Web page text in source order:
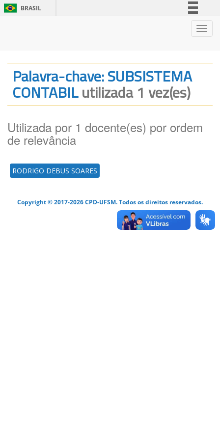
BRASIL
Legislação
Canais
Palavra-chave: SUBSISTEMA
CONTABILutilizada 1 vez(es)
Utilizada por 1 docente(es) por ordem
de relevância
RODRIGO DEBUS SOARES
Copyright © 2017-2026 CPD-UFSM. Todos os direitos reservados.